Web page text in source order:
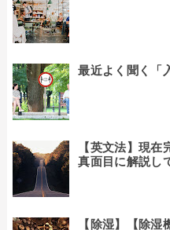
最近よく聞く「
【英文法】現
真面目に解説し
【除湿】【除湿